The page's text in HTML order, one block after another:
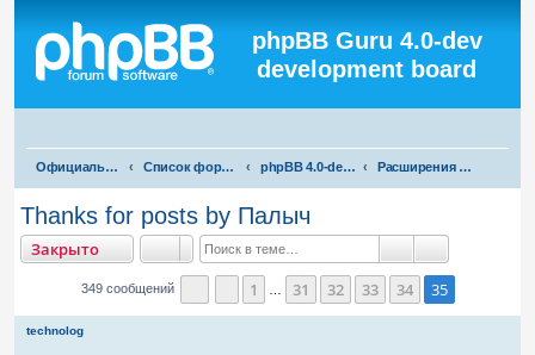
phpBB Guru 4.0-dev
development board
Официальная русская поддержка phpBB3 Список форумов phpBB 4.0-dev test Расширения для phpBB 4.0-dev
Thanks for posts by Палыч
Закрыто Поиск
349 сообщений Страница35из35
Пред.
1 31 32 33 34 35
technolog